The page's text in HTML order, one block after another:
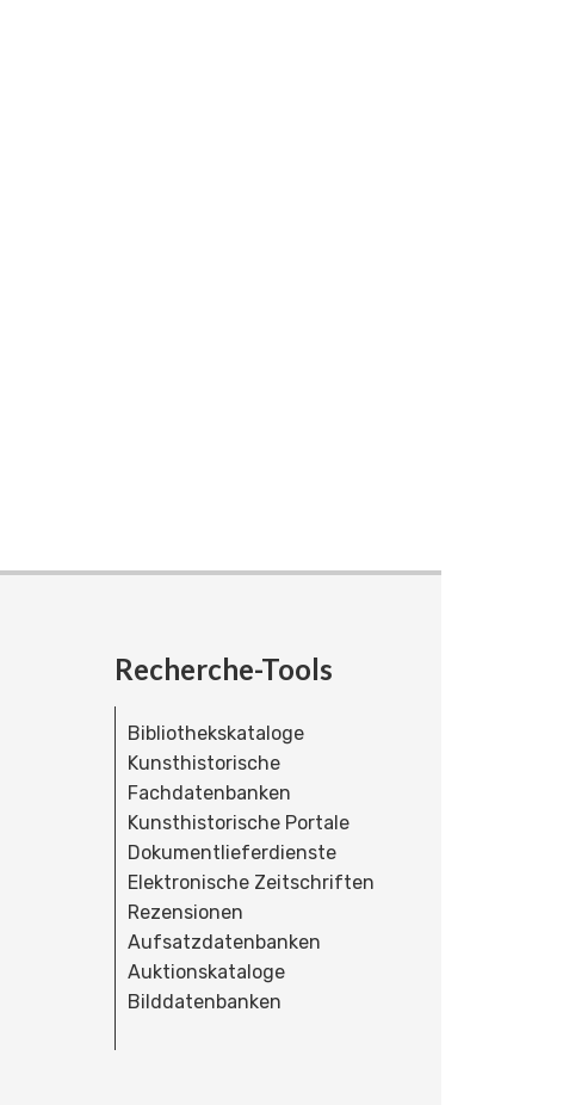
Recherche-Tools
Bibliothekskataloge
Kunsthistorische
Fachdatenbanken
Kunsthistorische Portale
Dokumentlieferdienste
Elektronische Zeitschriften
Rezensionen
Aufsatzdatenbanken
Auktionskataloge
Bilddatenbanken